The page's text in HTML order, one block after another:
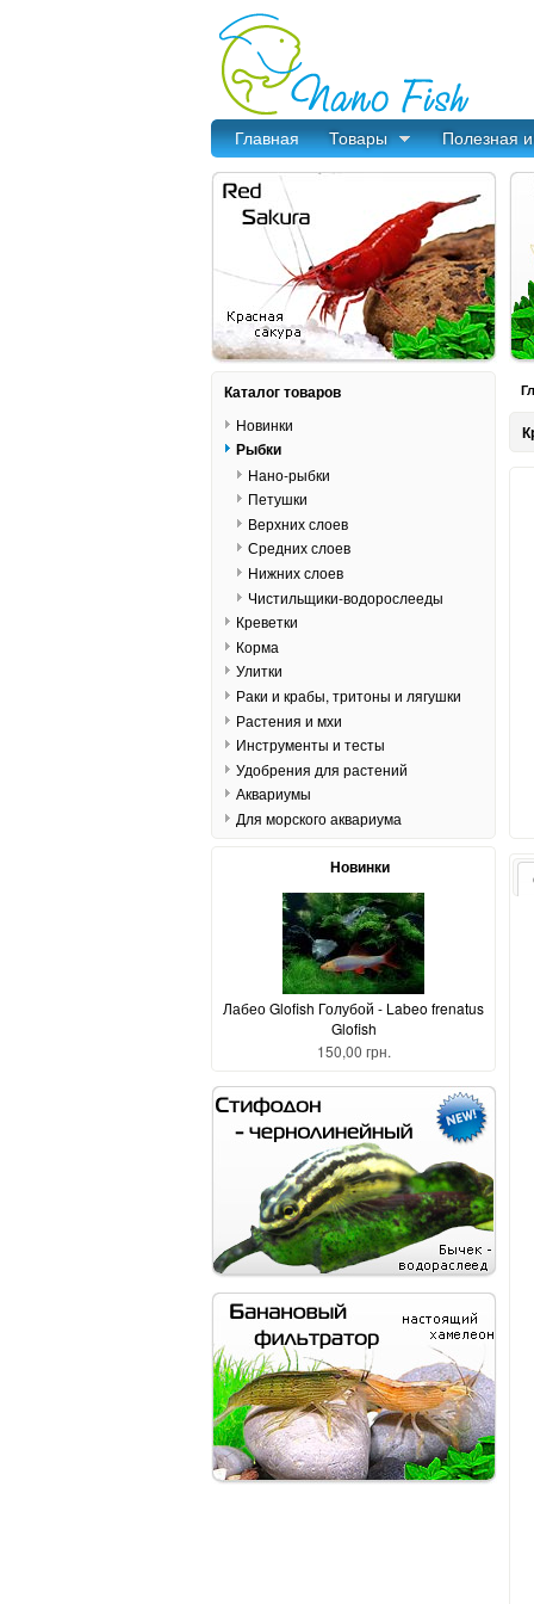
Главная Товары Полезная
Каталог товаров
Новинки
Рыбки
Нано-рыбки
Петушки
Верхних слоев
Средних слоев
Нижних слоев
Чистильщики-водорослееды
Креветки
Корма
Улитки
Раки и крабы, тритоны и лягушки
Растения и мхи
Инструменты и тесты
Удобрения для растений
Аквариумы
Для морского аквариума
Новинки
Лабео Glofish Голубой - Labeo frenatus
Glofish
150,00 грн.